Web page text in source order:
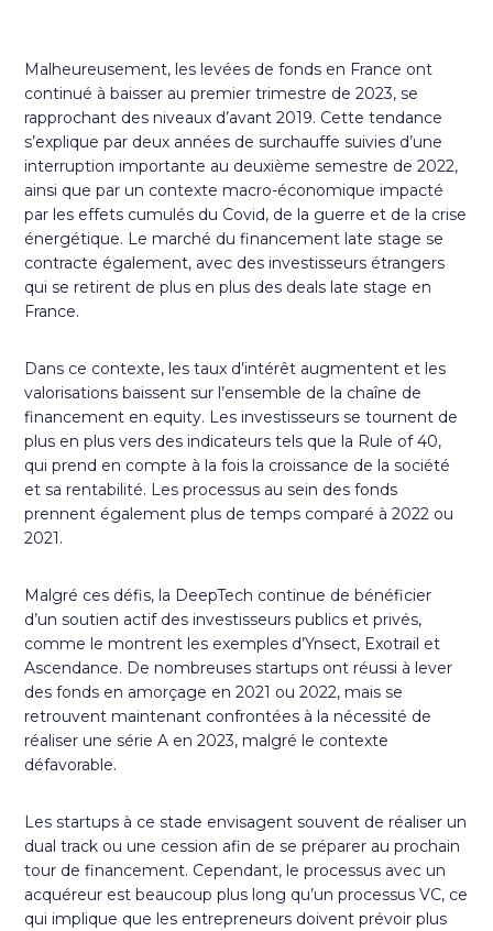
Malheureusement, les levées de fonds en France ont
continué à baisser au premier trimestre de 2023, se
rapprochant des niveaux d’avant 2019. Cette tendance
s’explique par deux années de surchauffe suivies d’une
interruption importante au deuxième semestre de 2022,
ainsi que par un contexte macro-économique impacté
par les effets cumulés du Covid, de la guerre et de la crise
énergétique. Le marché du financement late stage se
contracte également, avec des investisseurs étrangers
qui se retirent de plus en plus des deals late stage en
France.
Dans ce contexte, les taux d’intérêt augmentent et les
valorisations baissent sur l’ensemble de la chaîne de
financement en equity. Les investisseurs se tournent de
plus en plus vers des indicateurs tels que la Rule of 40,
qui prend en compte à la fois la croissance de la société
et sa rentabilité. Les processus au sein des fonds
prennent également plus de temps comparé à 2022 ou
2021.
Malgré ces défis, la DeepTech continue de bénéficier
d’un soutien actif des investisseurs publics et privés,
comme le montrent les exemples d’Ynsect, Exotrail et
Ascendance. De nombreuses startups ont réussi à lever
des fonds en amorçage en 2021 ou 2022, mais se
retrouvent maintenant confrontées à la nécessité de
réaliser une série A en 2023, malgré le contexte
défavorable.
Les startups à ce stade envisagent souvent de réaliser un
dual track ou une cession afin de se préparer au prochain
tour de financement. Cependant, le processus avec un
acquéreur est beaucoup plus long qu’un processus VC, ce
qui implique que les entrepreneurs doivent prévoir plus